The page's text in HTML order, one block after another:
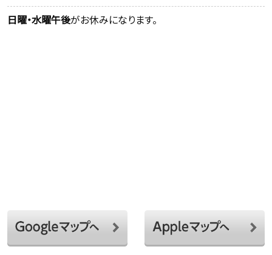
日曜・水曜午後がお休みになります。